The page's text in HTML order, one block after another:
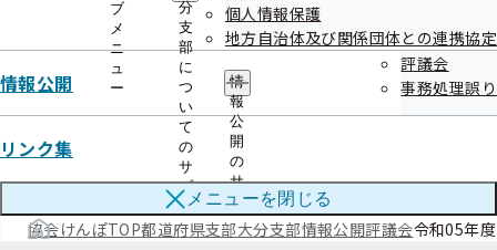
ブ
メ
ニ
ュ
ー
分
支
部
に
つ
い
て
の
サ
ブ
メ
ニ
個人情報保護
地方自治体及び関係団体との連携協定
情報公開
情
報
公
開
の
サ
ブ
メ
ニ
評議会
事務処理誤り
リンク集
メニューを閉じる
令和05年度
令和04年度
協会けんぽTOP都道府県支部大分支部情報公開評議会令和05年度